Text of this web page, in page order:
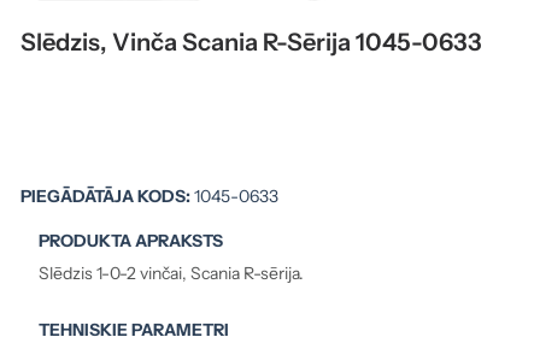
Slēdzis, Vinča Scania R-Sērija 1045-0633
PIEGĀDĀTĀJA KODS:1045-0633
PRODUKTA APRAKSTS
Slēdzis 1-0-2 vinčai, Scania R-sērija.
TEHNISKIE PARAMETRI